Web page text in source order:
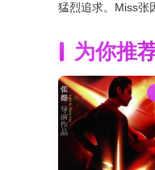
猛烈追求。Miss张
为你推